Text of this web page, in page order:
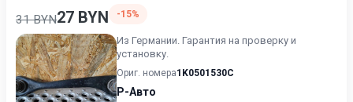
31 BYN27 BYN -15%
Из Германии. Гарантия на проверку и
установку.
Ориг. номера1K0501530C
Р-Авто